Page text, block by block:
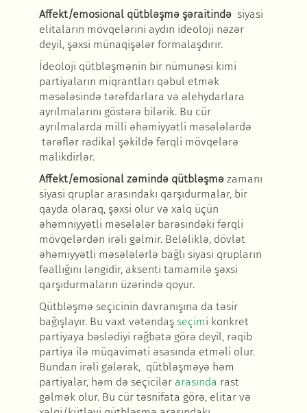
Affekt/emosional qütbləşmə şəraitində siyasi
elitaların mövqelərini aydın ideoloji nəzər
deyil, şəxsi münaqişələr formalaşdırır.
İdeoloji qütbləşmənin bir nümunəsi kimi
partiyaların miqrantları qəbul etmək
məsələsində tərəfdarlara və əlehydarlara
ayrılmalarını göstərə bilərik. Bu cür
ayrılmalarda milli əhəmiyyətli məsələlərdə
tərəflər radikal şəkildə fərqli mövqelərə
malikdirlər.
Affekt/emosional zəmində qütbləşməzamanı
siyasi qruplar arasındakı qarşıdurmalar, bir
qayda olaraq, şəxsi olur və xalq üçün
əhəmniyyətli məsələlər barəsindəki fərqli
mövqelərdən irəli gəlmir. Beləliklə, dövlət
əhəmiyyətli məsələlərlə bağlı siyasi qrupların
fəallığını ləngidir, aksenti tamamilə şəxsi
qarşıdurmaların üzərində qoyur.
Qütbləşmə seçicinin davranışına da təsir
bağışlayır. Bu vaxt vətəndaş seçimi konkret
partiyaya bəslədiyi rəğbətə görə deyil, rəqib
partiya ilə müqaviməti əsasında etməli olur.
Bundan irəli gələrək, qütbləşməyə həm
partiyalar, həm də seçicilər arasında rast
gəlmək olur. Bu cür təsnifata görə, elitar və